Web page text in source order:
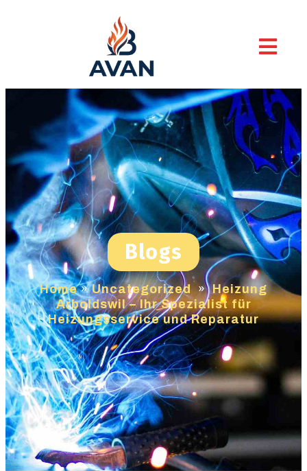
Blogs
Home»Uncategorized » Heizung
Arboldswil – Ihr Spezialist für
Heizungsservice und Reparatur